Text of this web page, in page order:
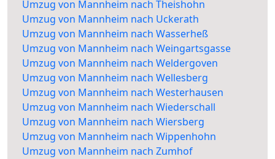
Umzug von Mannheim nach Theishohn
Umzug von Mannheim nach Uckerath
Umzug von Mannheim nach Wasserheß
Umzug von Mannheim nach Weingartsgasse
Umzug von Mannheim nach Weldergoven
Umzug von Mannheim nach Wellesberg
Umzug von Mannheim nach Westerhausen
Umzug von Mannheim nach Wiederschall
Umzug von Mannheim nach Wiersberg
Umzug von Mannheim nach Wippenhohn
Umzug von Mannheim nach Zumhof